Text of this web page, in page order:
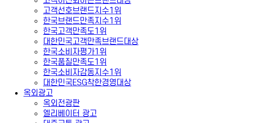
고객선호브랜드지수1위
한국브랜드만족지수1위
한국고객만족도1위
대한민국고객만족브랜드대상
한국소비자평가1위
한국품질만족도1위
한국소비자감동지수1위
대한민국ESG착한경영대상
옥외광고
옥외전광판
엘리베이터 광고